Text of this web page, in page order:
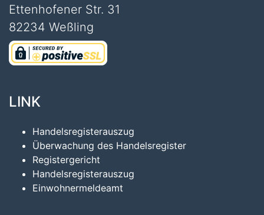
Ettenhofener Str. 31
82234 Weßling
LINK
Handelsregisterauszug
Überwachung des Handelsregister
Registergericht
Handelsregisterauszug
Einwohnermeldeamt